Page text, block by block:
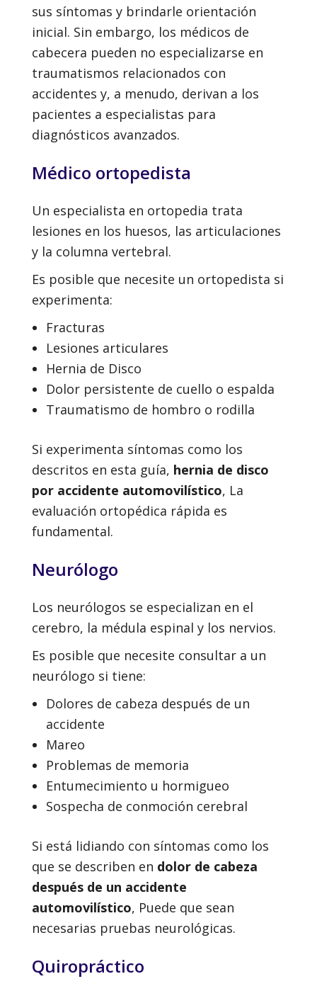
sus síntomas y brindarle orientación
inicial. Sin embargo, los médicos de
cabecera pueden no especializarse en
traumatismos relacionados con
accidentes y, a menudo, derivan a los
pacientes a especialistas para
diagnósticos avanzados.
Médico ortopedista
Un especialista en ortopedia trata
lesiones en los huesos, las articulaciones
y la columna vertebral.
Es posible que necesite un ortopedista si
experimenta:
Fracturas
Lesiones articulares
Hernia de Disco
Dolor persistente de cuello o espalda
Traumatismo de hombro o rodilla
Si experimenta síntomas como los
descritos en esta guía, hernia de disco
por accidente automovilístico, La
evaluación ortopédica rápida es
fundamental.
Neurólogo
Los neurólogos se especializan en el
cerebro, la médula espinal y los nervios.
Es posible que necesite consultar a un
neurólogo si tiene:
Dolores de cabeza después de un
accidente
Mareo
Problemas de memoria
Entumecimiento u hormigueo
Sospecha de conmoción cerebral
Si está lidiando con síntomas como los
que se describen en dolor de cabeza
después de un accidente
automovilístico, Puede que sean
necesarias pruebas neurológicas.
Quiropráctico